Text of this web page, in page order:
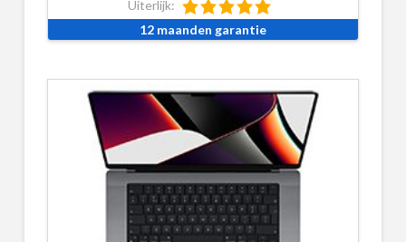
Uiterlijk:
12 maanden garantie